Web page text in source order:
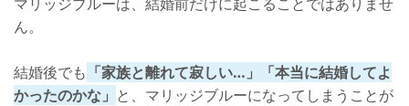
ん。
結婚後でも 「家族と離れて寂しい…」「本当に結婚してよ
かったのかな」 と、マリッジブルーになってしまうことが